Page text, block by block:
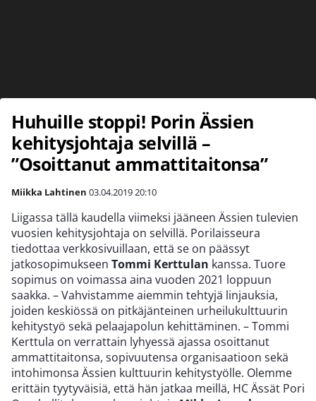
Huhuille stoppi! Porin Ässien
kehitysjohtaja selvillä –
”Osoittanut ammattitaitonsa”
Miikka Lahtinen 03.04.201920:10
Liigassa tällä kaudella viimeksi jääneen Ässien tulevien
vuosien kehitysjohtaja on selvillä. Porilaisseura
tiedottaa verkkosivuillaan, että se on päässyt
jatkosopimukseen Tommi Kerttulan kanssa. Tuore
sopimus on voimassa aina vuoden 2021 loppuun
saakka. – Vahvistamme aiemmin tehtyjä linjauksia,
joiden keskiössä on pitkäjänteinen urheilukulttuurin
kehitystyö sekä pelaajapolun kehittäminen. – Tommi
Kerttula on verrattain lyhyessä ajassa osoittanut
ammattitaitonsa, sopivuutensa organisaatioon sekä
intohimonsa Ässien kulttuurin kehitystyölle. Olemme
erittäin tyytyväisiä, että hän jatkaa meillä, HC Ässät Pori